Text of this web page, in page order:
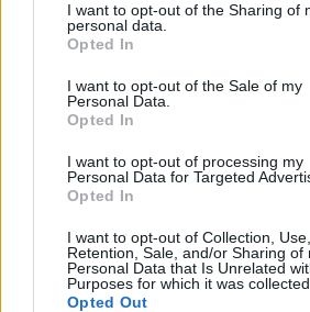
I want to opt-out of the Sharing of
personal data.
Opted In
I want to opt-out of the Sale of my
Personal Data.
Opted In
I want to opt-out of processing my
Personal Data for Targeted
Opted In
I want to opt-out of Collection, Use,
Retention, Sale, and/or Sharing of
Personal Data that Is Unrelated
Purposes for which it was collected.
Opted Out
geef mening
Gabapentine
18-05-2025 | Vrouw | 56
gabapentine (300mg)
Niet in de lijst
Effectiviteit
Hoeveelheid bijwerkingen